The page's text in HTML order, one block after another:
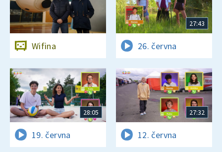
Wifina
27:43
26. června
28:05
19. června
27:32
12. června